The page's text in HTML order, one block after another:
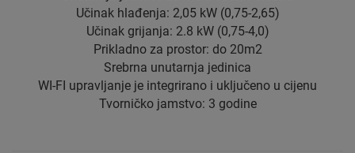
Učinak hlađenja: 2,05 kW (0,75-2,65)
Učinak grijanja: 2.8 kW (0,75-4,0)
Prikladno za prostor: do 20m2
Srebrna unutarnja jedinica
WI-FI upravljanje je integrirano i uključeno u cijenu
Tvorničko jamstvo: 3 godine